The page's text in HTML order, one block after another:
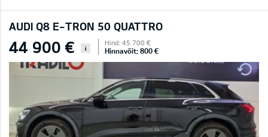
AUDI Q8 E-TRON 50 QUATTRO
44 900 € i
Hind: 45 700 €
Hinnavõit: 800 €